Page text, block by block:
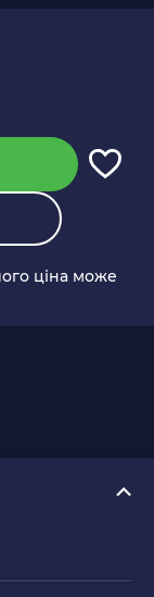
ціна може